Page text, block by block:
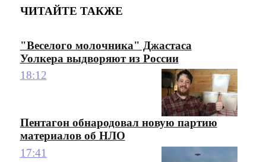
ЧИТАЙТЕ ТАКЖЕ
"Веселого молочника" Джастаса
Уолкера выдворяют из России
18:12
Пентагон обнародовал новую партию
материалов об НЛО
17:41